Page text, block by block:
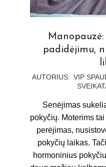
padidėjimu,
2024-
AUTORIUS: VIP
Senėjimas
pokyčių. Moterims
perėjimas,
pokyčių laikas.
hormoninius